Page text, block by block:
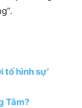
tố hình sự’
Tâm?